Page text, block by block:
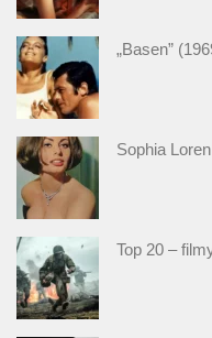
„Basen”
Sophia
Top 20 –